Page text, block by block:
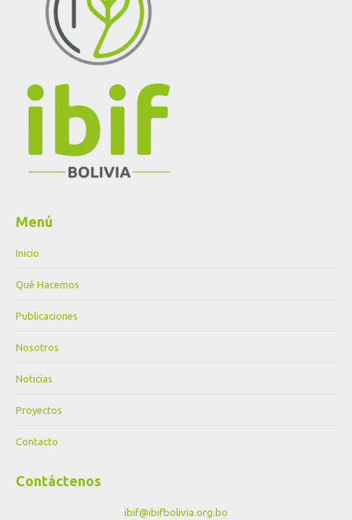
Menú
Inicio
Qué Hacemos
Publicaciones
Nosotros
Noticias
Proyectos
Contacto
Contáctenos
ibif@ibifbolivia.org.bo